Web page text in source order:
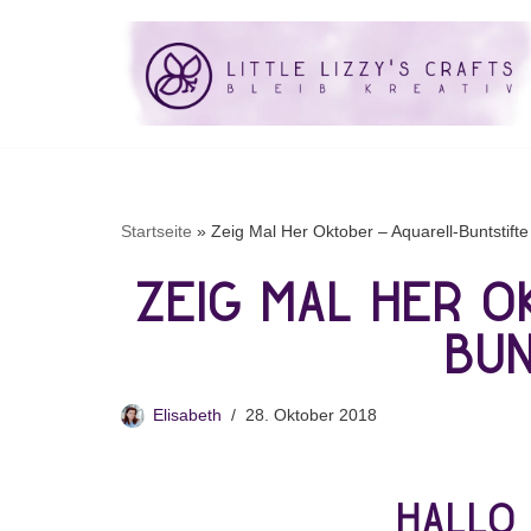
Startseite » Zeig Mal Her Oktober – Aquarell-Buntstifte
Zeig Mal Her
Elisabeth 28. Oktober 2018
Hallo